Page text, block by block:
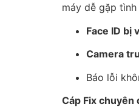
máy dễ gặp tình
Face ID bị
Camera
Báo lỗi
Cáp Fix chuyên